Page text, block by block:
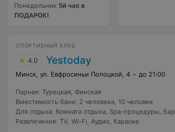
Понедельник 5й час в
ПОДАРОК!
СПОРТИВНЫЙ КЛУБ
4.0 Yestoday
Минск, ул. Евфросиньи Полоцкой, 4 до 21:00
Парная: Турецкая Финская
Вместимость бани: 2 человека 10 человек
Для отдыха: Комната отдыха Spa-процедуры
Бар
Развлечения: TV Wi-Fi Аудио Караоке